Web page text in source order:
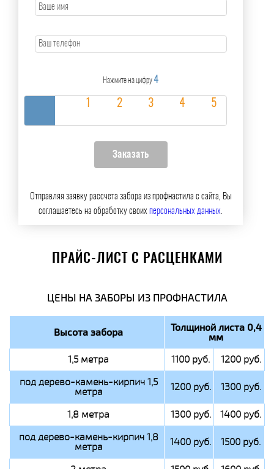
Нажмите на цифру 4
Отправляя заявку рассчета забора из профнастила с сайта, Вы
соглашаетесь на обработку своихперсональных данных.
ПРАЙС-ЛИСТ С РАСЦЕНКАМИ
ЦЕНЫ НА ЗАБОРЫ ИЗ ПРОФНАСТИЛА
Высота забора Толщиной листа 0,4
мм
1,5 метра 1100 руб.
1200 руб.
под дерево-камень-кирпич 1,5
метра 1200 руб. 1300 руб.
1,8 метра 1300 руб.
1400 руб.
под дерево-камень-кирпич 1,8
метра 1400 руб. 1500 руб.